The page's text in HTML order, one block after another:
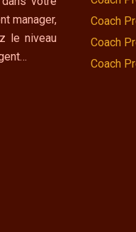
manager,
le niveau
Coach
Coach
Coach